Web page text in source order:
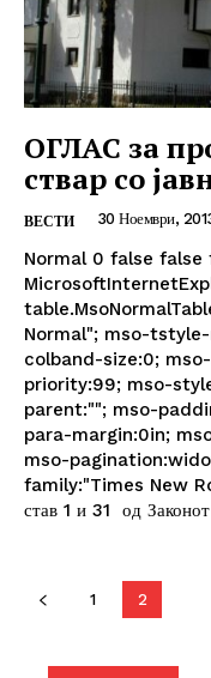
ОГЛАС за
ствар со
ВЕСТИ 30 Ноември,
Normal 0 false false false EN-US X-NONE X-NONE
MicrosoftInternetExplorer4 /* Style
Normal"; mso-
colband-size:0;
priority:99; mso-
parent:""; mso-
para-margin:0in;
mso-
family:"Times New
став 1 и 31 од
1 2